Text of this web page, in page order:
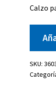
Calzo
SKU:
Kit celosía